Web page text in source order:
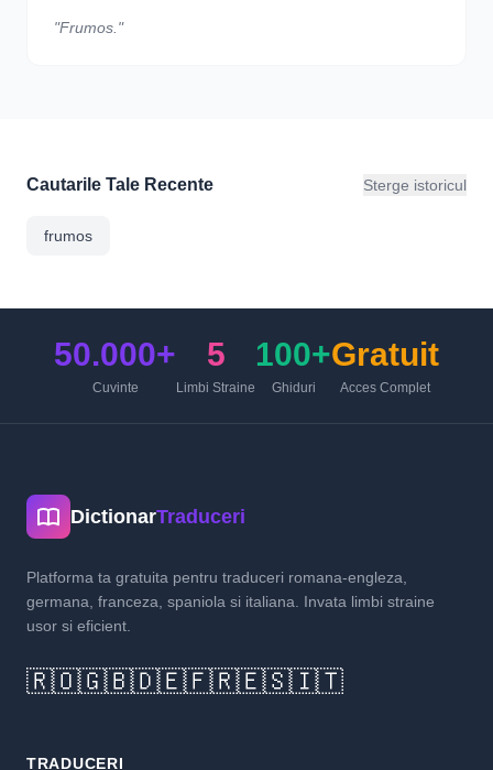
"Frumos."
Cautarile Tale Recente Sterge istoricul
frumos
50.000+
Cuvinte
5
Limbi Straine
100+
Ghiduri
Gratuit
Acces Complet
DictionarTraduceri
Platforma ta gratuita pentru traduceri romana-engleza,
germana, franceza, spaniola si italiana. Invata limbi straine
usor si eficient.
🇷🇴🇬🇧🇩🇪🇫🇷🇪🇸🇮🇹
TRADUCERI